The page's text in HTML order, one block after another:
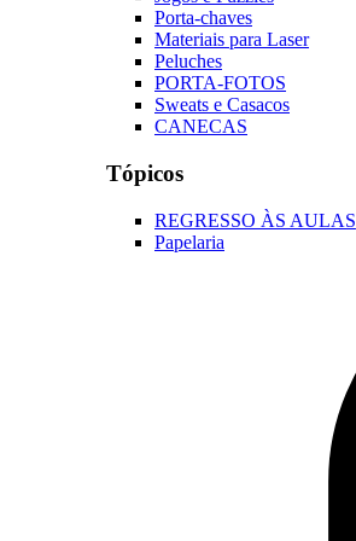
Porta-chaves
Materiais para Laser
Peluches
PORTA-FOTOS
Sweats e Casacos
CANECAS
Tópicos
REGRESSO ÀS AULAS
Papelaria